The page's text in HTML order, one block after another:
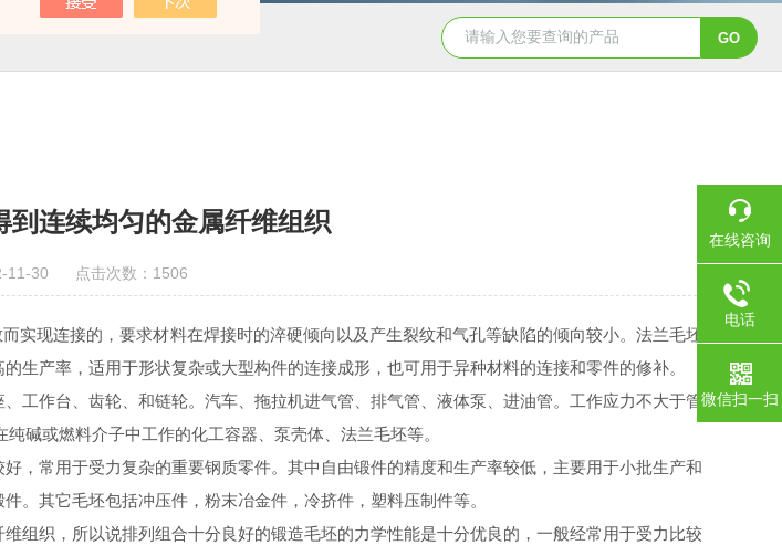
到连续均匀的金属纤维组织
11-30 点击次数：1506
实现连接的，要求材料在焊接时的淬硬倾向以及产生裂纹和气孔等缺陷的倾向较小。法兰毛坯
产率，适用于形状复杂或大型构件的连接成形，也可用于异种材料的连接和零件的修补。
作台、齿轮、和链轮。汽车、拖拉机进气管、排气管、液体泵、进油管。工作应力不大于管
碱或燃料介子中工作的化工容器、泵壳体、法兰毛坯等。
常用于受力复杂的重要钢质零件。其中自由锻件的精度和生产率较低，主要用于小批生产和
。其它毛坯包括冲压件，粉末冶金件，冷挤件，塑料压制件等。
织，所以说排列组合十分良好的锻造毛坯的力学性能是十分优良的，一般经常用于受力比较
在线咨询
电话
微信扫一扫